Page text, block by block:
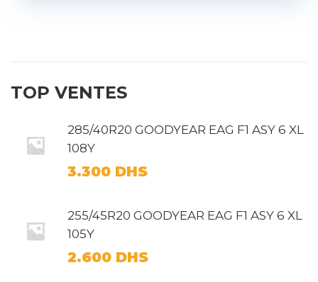
TOP VENTES
285/40R20 GOODYEAR EAG F1 ASY 6 XL
108Y
3.300 DHS
255/45R20 GOODYEAR EAG F1 ASY 6 XL
105Y
2.600 DHS